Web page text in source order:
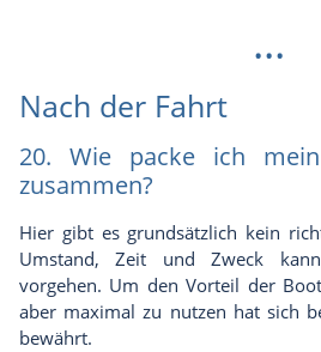
...
Nach der Fahrt
20. Wie packe ich
zusammen?
Hier gibt es grundsätzlich kein
Umstand, Zeit und Zweck
vorgehen. Um den Vorteil der
aber maximal zu nutzen hat sich
bewährt.